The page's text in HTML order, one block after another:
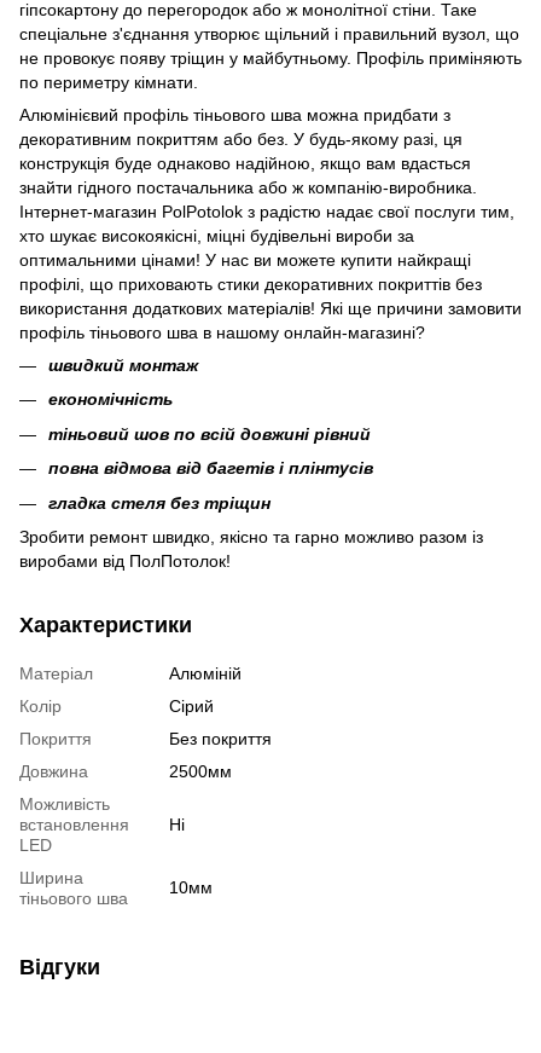
гіпсокартону до перегородок або ж монолітної стіни. Таке
спеціальне з'єднання утворює щільний і правильний вузол, що
не провокує появу тріщин у майбутньому. Профіль приміняють
по периметру кімнати.
Алюмінієвий профіль тіньового шва можна придбати з
декоративним покриттям або без. У будь-якому разі, ця
конструкція буде однаково надійною, якщо вам вдасться
знайти гідного постачальника або ж компанію-виробника.
Інтернет-магазин PolPotolok з радістю надає свої послуги тим,
хто шукає високоякісні, міцні будівельні вироби за
оптимальними цінами! У нас ви можете купити найкращі
профілі, що приховають стики декоративних покриттів без
використання додаткових матеріалів! Які ще причини замовити
профіль тіньового шва в нашому онлайн-магазині?
швидкий монтаж
економічність
тіньовий шов по всій довжині рівний
повна відмова від багетів і плінтусів
гладка стеля без тріщин
Зробити ремонт швидко, якісно та гарно можливо разом із
виробами від ПолПотолок!
Характеристики
Матеріал
Алюміній
Колір
Сірий
Покриття
Без покриття
Довжина
2500мм
Можливість
встановлення
LED
Ні
Ширина
тіньового шва
10мм
Відгуки